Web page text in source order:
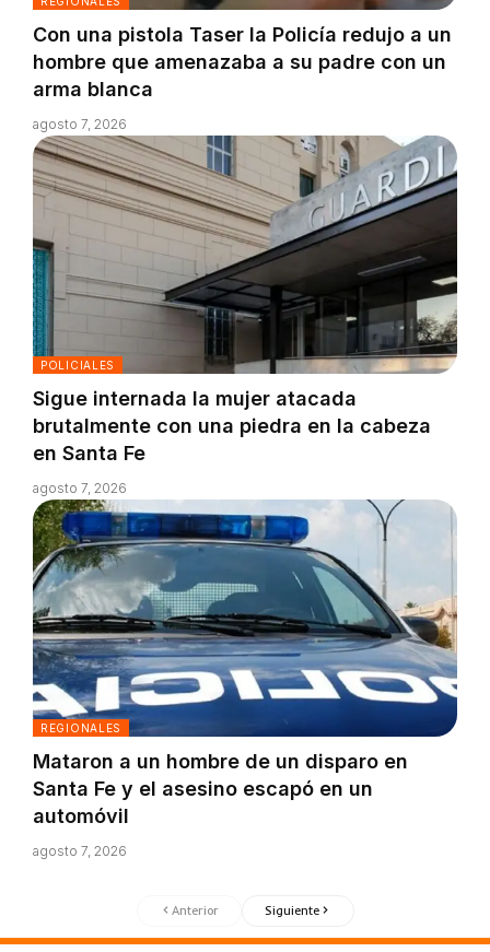
Con una pistola Taser la Policía redujo a un
hombre que amenazaba a su padre con un
arma blanca
agosto 7, 2026
POLICIALES
Sigue internada la mujer atacada
brutalmente con una piedra en la cabeza
en Santa Fe
agosto 7, 2026
REGIONALES
Mataron a un hombre de un disparo en
Santa Fe y el asesino escapó en un
automóvil
agosto 7, 2026
Anterior Siguiente